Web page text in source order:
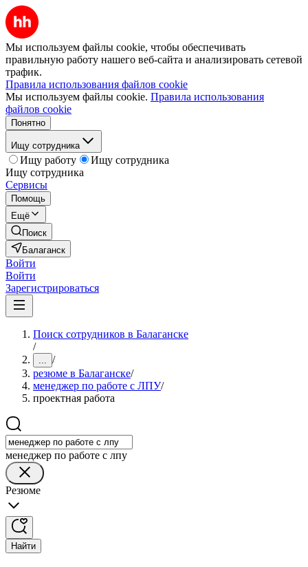
Мы используем файлы cookie, чтобы обеспечивать
правильную работу нашего веб-сайта и анализировать сетевой
трафик.
Правила использования файлов cookie
Мы используем файлы cookie. Правила использования
файлов cookie
Понятно
Ищу сотрудника
Ищу работу
Ищу сотрудника
Ищу сотрудника
Сервисы
Помощь
Ещё
Поиск
Балаганск
Войти
Войти
Зарегистрироваться
Поиск сотрудников в Балаганске
/
... /
резюме в Балаганске/
менеджер по работе с ЛПУ/
проектная работа
менеджер по работе с лпу
Резюме
Найти